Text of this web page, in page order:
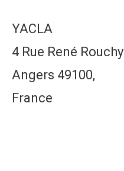
YACLA
4 Rue René Rouchy
Angers 49100,
France